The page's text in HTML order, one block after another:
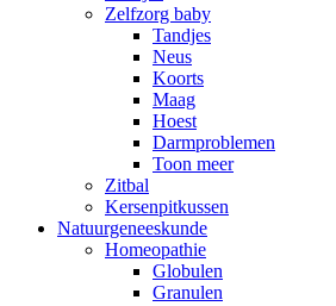
Zelfzorg baby
Tandjes
Neus
Koorts
Maag
Hoest
Darmproblemen
Toon meer
Zitbal
Kersenpitkussen
Natuurgeneeskunde
Homeopathie
Globulen
Granulen